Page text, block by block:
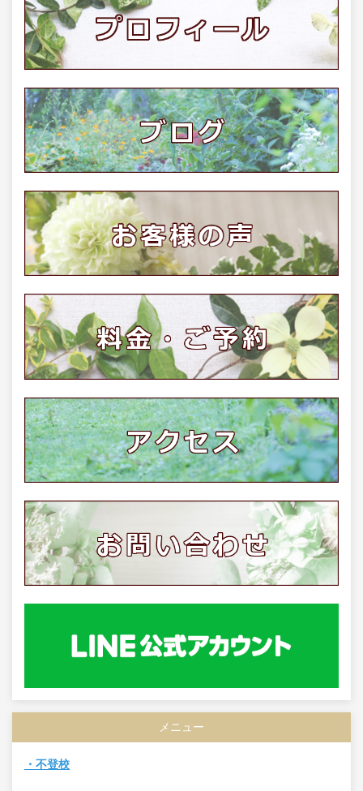
メニュー
・不登校